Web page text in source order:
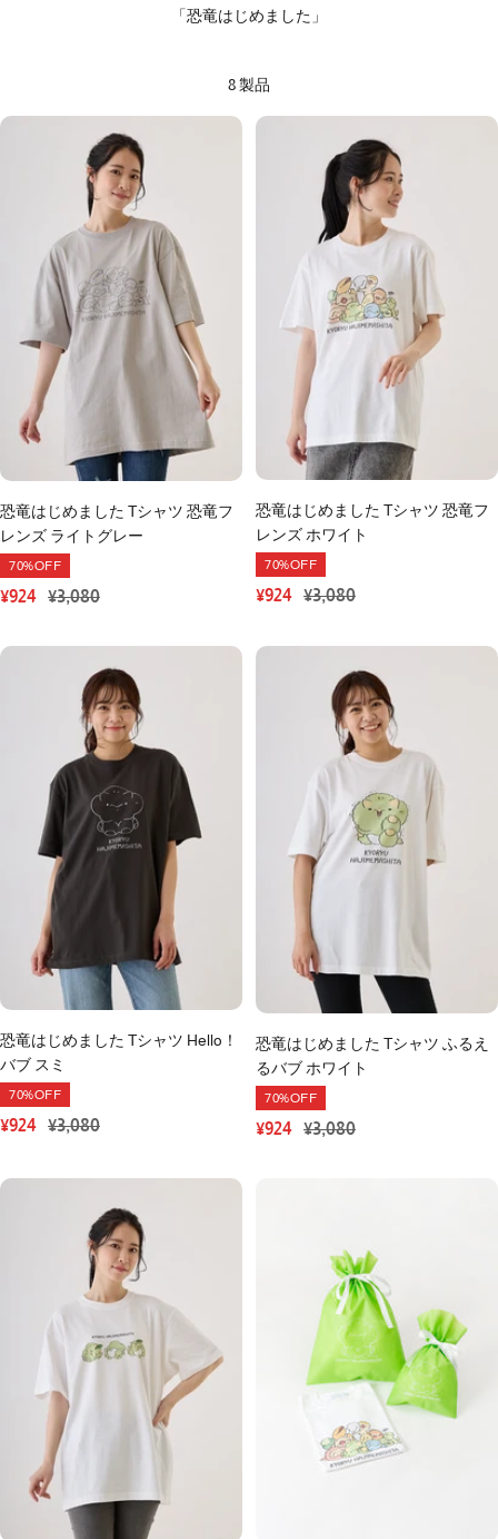
「恐竜はじめました」
8 製品
恐竜はじめました Tシャツ 恐竜フ
レンズ ライトグレー
70%OFF
セ
ー
ル
価
格
¥924 通
常
価
格
¥3,080
恐竜はじめました Tシャツ 恐竜フ
レンズ ホワイト
70%OFF
セ
ー
ル
価
格
¥924 通
常
価
格
¥3,080
恐竜はじめました Tシャツ Hello！
バブ スミ
70%OFF
セ
ー
ル
価
格
¥924 通
常
価
格
¥3,080
恐竜はじめました Tシャツ ふるえ
るバブ ホワイト
70%OFF
セ
ー
ル
価
格
¥924 通
常
価
格
¥3,080